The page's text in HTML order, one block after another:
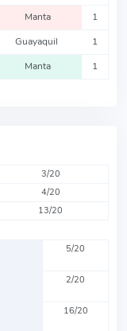
Manta 1
Guayaquil 1
Manta 1
3/20
4/20
13/20
5/20
2/20
16/20